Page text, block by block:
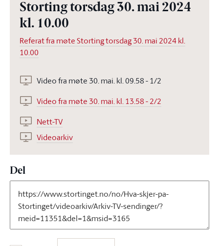
Storting torsdag 30. mai 2024
kl. 10.00
Referat fra møte Storting torsdag 30. mai 2024 kl.
10.00
Video fra møte 30. mai. kl. 09.58 - 1/2
Video fra møte 30. mai. kl. 13.58 - 2/2
Nett-TV
Videoarkiv
Del